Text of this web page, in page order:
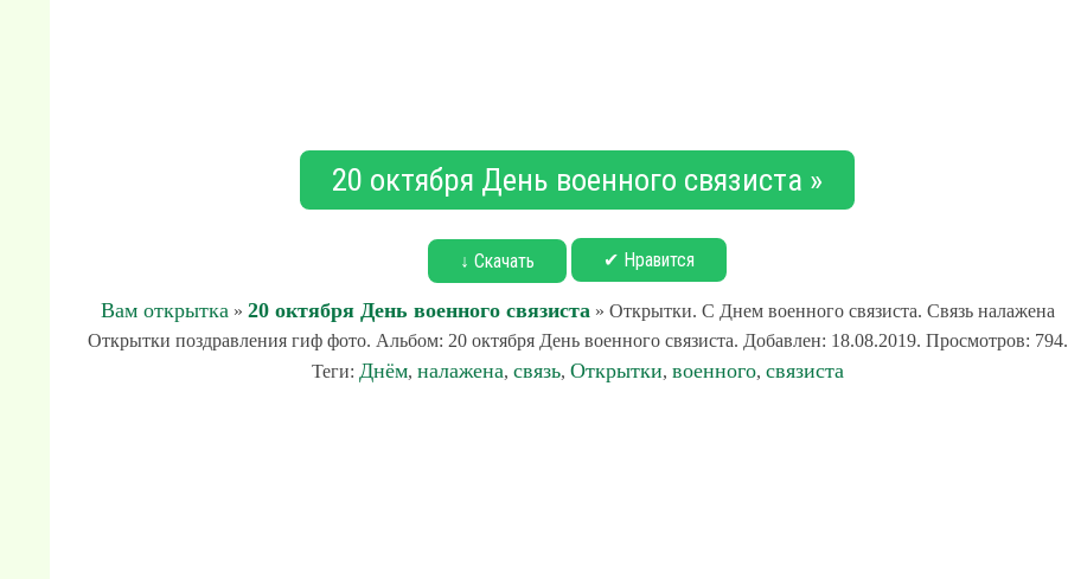
20 октября День военного связиста »
↓ Скачать ✔ Нравится
Вам открытка » 20 октября День военного связиста » Открытки. С Днем военного связиста. Связь налажена
Открытки поздравления гиф фото. Альбом: 20 октября День военного связиста. Добавлен: 18.08.2019. Просмотров: 794.
Теги: Днём, налажена, связь, Открытки, военного, связиста